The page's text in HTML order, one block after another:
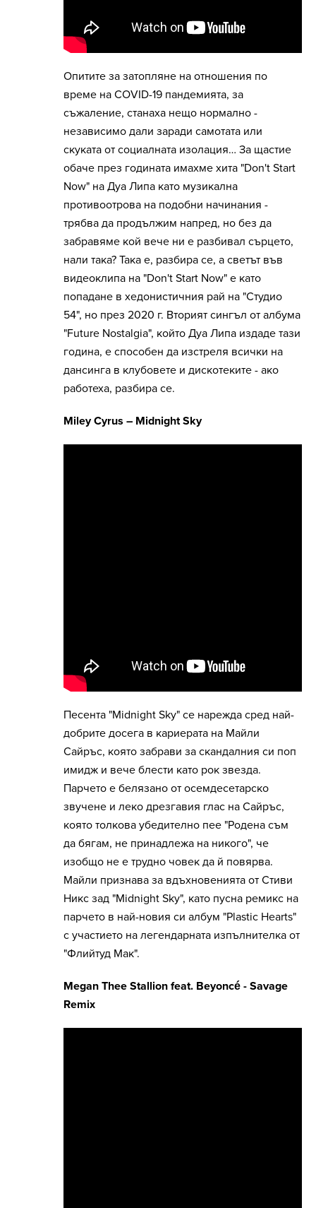
Опитите за затопляне на отношения по
време на COVID-19 пандемията, за
съжаление, станаха нещо нормално -
независимо дали заради самотата или
скуката от социалната изолация… За щастие
обаче през годината имахме хита "Don't Start
Now" на Дуа Липа като музикална
противоотрова на подобни начинания -
трябва да продължим напред, но без да
забравяме кой вече ни е разбивал сърцето,
нали така? Така е, разбира се, а светът във
видеоклипа на "Don't Start Now" е като
попадане в хедонистичния рай на "Студио
54", но през 2020 г. Вторият сингъл от албума
"Future Nostalgia", който Дуа Липа издаде тази
година, е способен да изстреля всички на
дансинга в клубовете и дискотеките - ако
работеха, разбира се.
Miley Cyrus – Midnight Sky
Песента "Midnight Sky" се нарежда сред най-
добрите досега в кариерата на Майли
Сайръс, която забрави за скандалния си поп
имидж и вече блести като рок звезда.
Парчето е белязано от осемдесетарско
звучене и леко дрезгавия глас на Сайръс,
която толкова убедително пее "Родена съм
да бягам, не принадлежа на никого", че
изобщо не е трудно човек да й повярва.
Майли признава за вдъхновенията от Стиви
Никс зад "Midnight Sky", като пусна ремикс на
парчето в най-новия си албум "Plastic Hearts"
с участието на легендарната изпълнителка от
"Флийтуд Мак".
Megan Thee Stallion feat. Beyoncé - Savage
Remix